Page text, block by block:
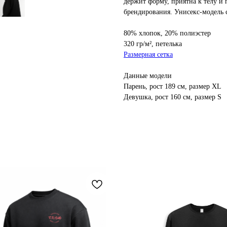
брендирования. Унисекс-
80% хлопок, 20% полиэстер
320 гр/м², петелька
Размерная сетка
Данные модели
Парень, рост 189 см, размер XL
Девушка, рост 160 см, размер S